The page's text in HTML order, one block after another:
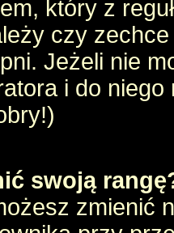
który z
czy
Jeżeli nie
i do
swoją
zmienić